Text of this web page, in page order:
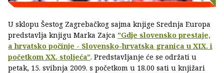
U sklopu Šestog Zagrebačkog sajma knjige Srednja Europa
predstavlja knjigu Marka Zajca "Gdje slovensko prestaje,
a hrvatsko počinje - Slovensko-hrvatska granica u XIX. i
početkom XX. stoljeća". Predstavljanje će se održati u
petak, 15. svibnja 2009. s početkom u 18.00 sati u knjižari